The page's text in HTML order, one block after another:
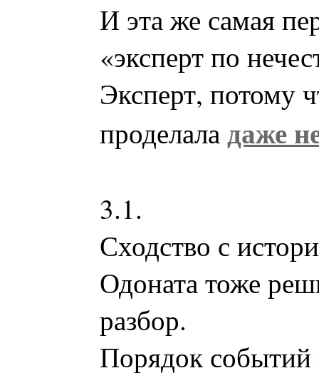
И эта же самая
«эксперт по
Эксперт, потому
проделаладаже
3.1.
Сходство с
Одоната тоже
разбор.
Порядок событий